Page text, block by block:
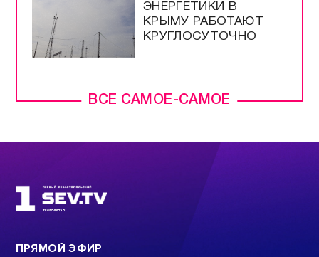
ВСЕ САМОЕ-САМОЕ
ЭНЕРГЕТИКИ В
КРЫМУ РАБОТАЮТ
КРУГЛОСУТОЧНО
ПРЯМОЙ ЭФИР